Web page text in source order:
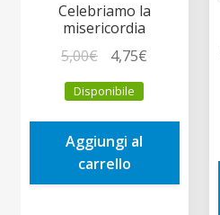
Celebriamo la
misericordia
5,00€
prezzo
originale
era:
5,00€.
4,75€
è:
Disponibile
Aggiungi al
carrello